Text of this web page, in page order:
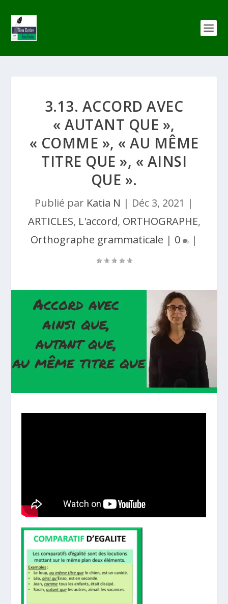
3.13. ACCORD AVEC
« AUTANT QUE »,
« COMME », « AU MÊME
TITRE QUE », « AINSI
QUE ».
Publié par Katia N | Déc 3, 2021 |
ARTICLES, L'accord, ORTHOGRAPHE,
Orthographe grammaticale | 0 |